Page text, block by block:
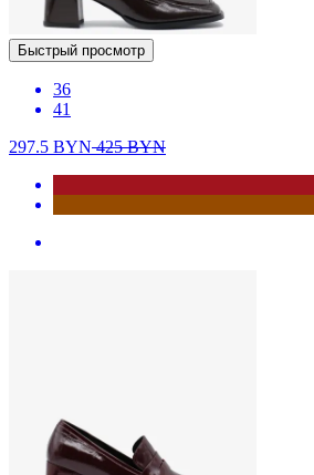
Быстрый просмотр
36
41
297.5 BYN425BYN